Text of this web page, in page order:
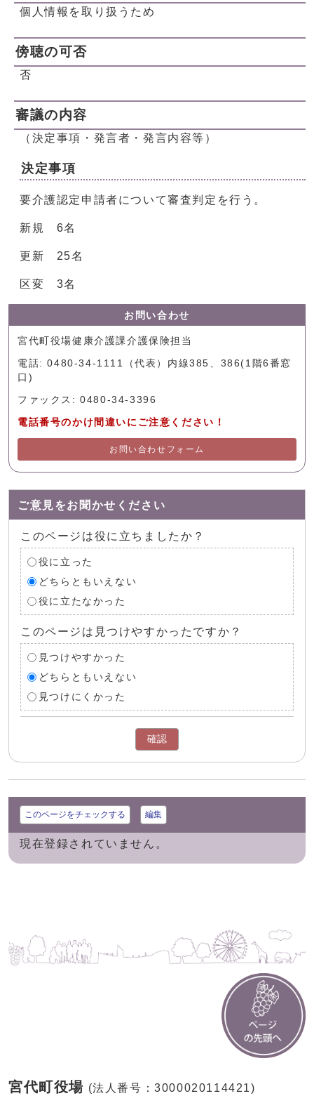
個人情報を取り扱うため
傍聴の可否
否
審議の内容
（決定事項・発言者・発言内容等）
決定事項
要介護認定申請者について審査判定を行う。
新規 6名
更新 25名
区変 3名
お問い合わせ
宮代町役場健康介護課介護保険担当
電話: 0480-34-1111（代表）内線385、386(1階6番窓
口)
ファックス: 0480-34-3396
電話番号のかけ間違いにご注意ください！
お問い合わせフォーム
ご意見をお聞かせください
このページは役に立ちましたか？
役に立った
どちらともいえない
役に立たなかった
このページは見つけやすかったですか？
見つけやすかった
どちらともいえない
見つけにくかった
確認
このページをチェックする 編集
現在登録されていません。
宮代町役場 (法人番号：3000020114421)